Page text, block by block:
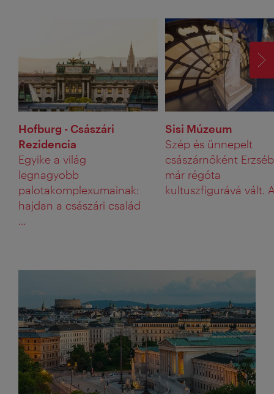
Hofburg - Császári
Rezidencia
Egyike a világ
legnagyobb
palotakomplexumainak:
hajdan a császári család
...
Sisi Múzeum
Szép és ünnepelt
császárnőként
már régóta
kultuszfigurává vált.